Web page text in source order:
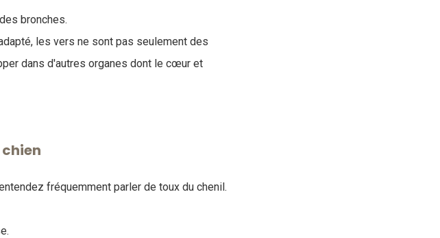
bronches.
les vers ne sont pas seulement des
dans d'autres organes dont le cœur et
fréquemment parler de toux du chenil.